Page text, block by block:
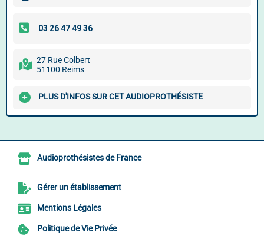
27 Rue Colbert
51100 Reims
PLUS D'INFOS SUR CET AUDIOPROTHÉSISTE
Audioprothésistes de France
Gérer un établissement
Mentions Légales
Politique de Vie Privée